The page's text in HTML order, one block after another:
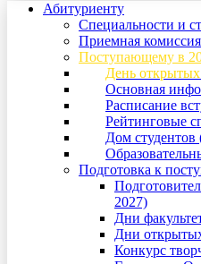
Абитуриенту
Специальности и
Приемная комиссия
Поступающему в
День
Основная
Расписание
Рейтинговые
Дом
Подготовка к
2027)
Дни
Дни
Конкурс